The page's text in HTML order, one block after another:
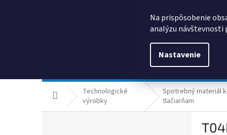
Na prispôsobenie
analýzu návštevnosti
Nastavenie
Domov Technologické
výrobky
Spotrebný materiál k
tlačiarňam